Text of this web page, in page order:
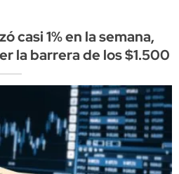
casi 1% en la semana,
la barrera de los $1.500